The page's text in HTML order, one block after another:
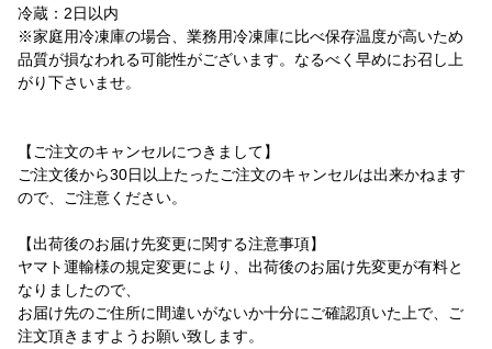
冷蔵：2日以内
※家庭用冷凍庫の場合、業務用冷凍庫に比べ保存温度が高いため
品質が損なわれる可能性がございます。なるべく早めにお召し上
がり下さいませ。
【ご注文のキャンセルにつきまして】
ご注文後から30日以上たったご注文のキャンセルは出来かねます
ので、ご注意ください。
【出荷後のお届け先変更に関する注意事項】
ヤマト運輸様の規定変更により、出荷後のお届け先変更が有料と
なりましたので、
お届け先のご住所に間違いがないか十分にご確認頂いた上で、ご
注文頂きますようお願い致します。